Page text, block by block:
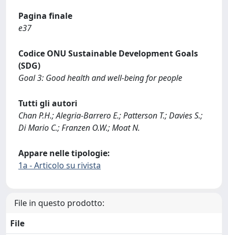
Pagina finale
e37
Codice ONU Sustainable Development Goals
(SDG)
Goal 3: Good health and well-being for people
Tutti gli autori
Chan P.H.; Alegria-Barrero E.; Patterson T.; Davies S.;
Di Mario C.; Franzen O.W.; Moat N.
Appare nelle tipologie:
1a - Articolo su rivista
File in questo prodotto:
File